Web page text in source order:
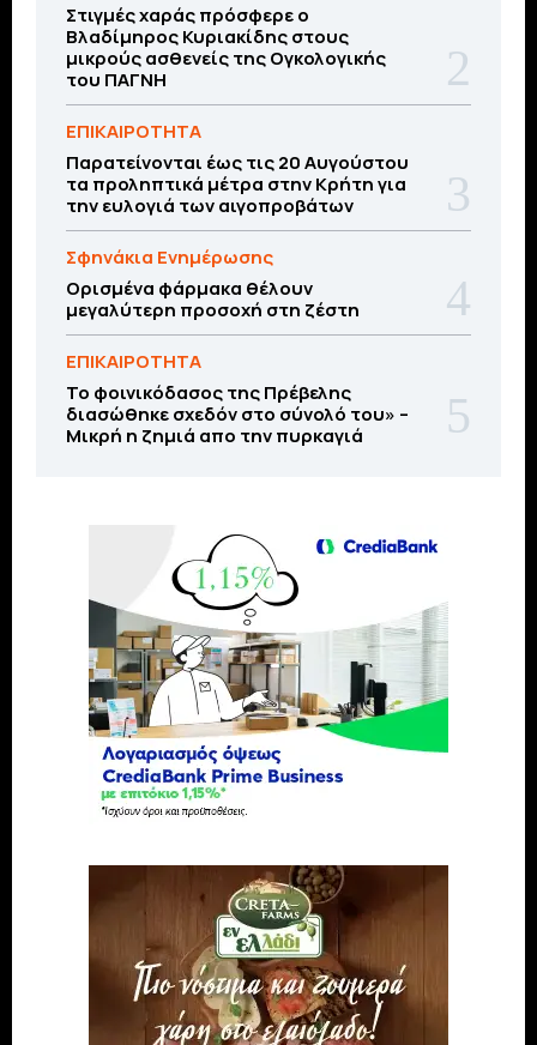
Στιγμές χαράς πρόσφερε ο
Βλαδίμηρος Κυριακίδης στους
μικρούς ασθενείς της Ογκολογικής
του ΠΑΓΝΗ
ΕΠΙΚΑΙΡΟΤΗΤΑ
Παρατείνονται έως τις 20 Αυγούστου
τα προληπτικά μέτρα στην Κρήτη για
την ευλογιά των αιγοπροβάτων
Σφηνάκια Ενημέρωσης
Ορισμένα φάρμακα θέλουν
μεγαλύτερη προσοχή στη ζέστη
ΕΠΙΚΑΙΡΟΤΗΤΑ
Το φοινικόδασος της Πρέβελης
διασώθηκε σχεδόν στο σύνολό του» –
Μικρή η ζημιά απο την πυρκαγιά